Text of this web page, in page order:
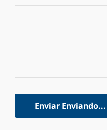
Enviar Enviando...